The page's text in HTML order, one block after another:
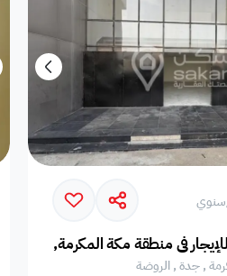
سنوي
في منطقة مكة المكرمة, جدة,
, جدة , الروضة